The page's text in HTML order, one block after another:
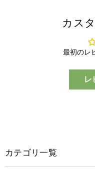
カス
最初のレ
レ
カテゴリ一覧